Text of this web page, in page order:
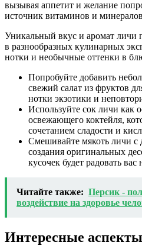
вызывая аппетит и желание
источник витаминов и
Уникальный вкус и аромат личи
в разнообразных кулинарных
нотки и необычные оттенки в
Попробуйте добавить
свежий салат из фруктов
нотки экзотики и
Используйте сок личи как
освежающего коктейля,
сочетанием сладости и
Смешивайте мякоть личи с
создания оригинальных
кусочек будет радовать
Читайте также: Персик -
воздействие на здоровье
Интересные